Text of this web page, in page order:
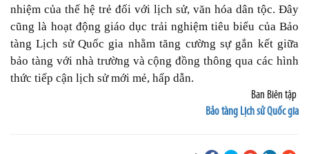
nhiệm của thế hệ trẻ đối với lịch sử, văn hóa dân tộc. Đây
cũng là hoạt động giáo dục trải nghiệm tiêu biểu của Bảo
tàng Lịch sử Quốc gia nhằm tăng cường sự gắn kết giữa
bảo tàng với nhà trường và cộng đồng thông qua các hình
thức tiếp cận lịch sử mới mẻ, hấp dẫn.
Ban Biên tập
Bảo tàng Lịch sử Quốc gia